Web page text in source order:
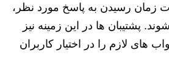
زمان رسیدن به پاسخ مورد نظر،
پشتیبان ها در این زمینه نیز
های لازم را در اختیار کاربران